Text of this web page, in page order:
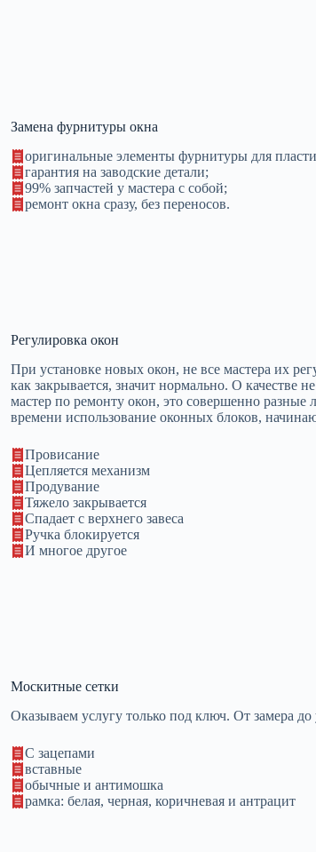
Замена фурнитуры окна
оригинальные элементы фурнитуры для
гарантия на заводские детали;
99% запчастей у мастера с собой;
ремонт окна сразу, без переносов.
Регулировка окон
При установке новых окон, не все мастера их
как закрывается, значит нормально. О качестве
мастер по ремонту окон, это совершенно
времени использование оконных блоков,
Провисание
Цепляется механизм
Продувание
Тяжело закрывается
Спадает с верхнего завеса
Ручка блокируется
И многое другое
Москитные сетки
Оказываем услугу только под ключ. От замера
С зацепами
вставные
обычные и антимошка
рамка: белая, черная, коричневая и антрацит